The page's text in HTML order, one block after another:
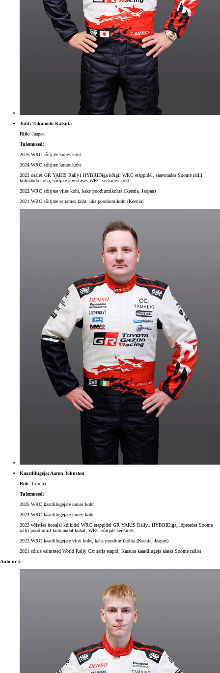
Juht: Takamoto Katsuta
Riik: Jaapan
Tulemused:
2025 WRC sõitjate kuues koht
2024 WRC sõitjate kuues koht
2023 osales GR YARIS Rally1 HYBRIDiga kõigil WRC etappidel, saavutades Soome rallil
kolmanda koha; sõitjate arvestuses WRC seitsmes koht
2022 WRC sõitjate viies koht, kaks poodiumikohta (Keenia, Jaapan)
2021 WRC sõitjate seitsmes koht, üks poodiumikoht (Keenia)
Kaardilugeja: Aaron Johnston
Riik: Iirimaa
Tulemused:
2025 WRC kaardilugejate kuues koht
2024 WRC kaardilugejate kuues koht
2023 võistles hooajal kõikidel WRC etappidel GR YARIS Rally1 HYBRIDiga, lõpetades Soome
rallil poodiumil kolmandal kohal; WRC sõitjate seitsmes
2022 WRC kaardilugejate viies koht, kaks poodiumikohta (Keenia, Jaapan)
2021 sõitis esimesed World Rally Car sarja etapid; Katsuta kaardilugeja alates Soome rallist
Auto nr 5